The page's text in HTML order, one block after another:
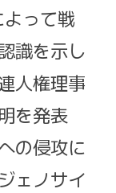
って戦
識を示し
人権理事
を発表
の侵攻に
ェノサイ